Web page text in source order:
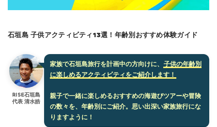
石垣島 子供アクティビティ13選！年齢別おすすめ体験ガイド
RISE石垣島
代表 清水皓
家族で石垣島旅行を計画中の方向けに、 子供の年齢別
に楽しめるアクティビティをご紹介します！
親子で一緒に楽しめるおすすめの海遊びツアーや冒険
の数々を、年齢別にご紹介。思い出深い家族旅行にな
りますように！